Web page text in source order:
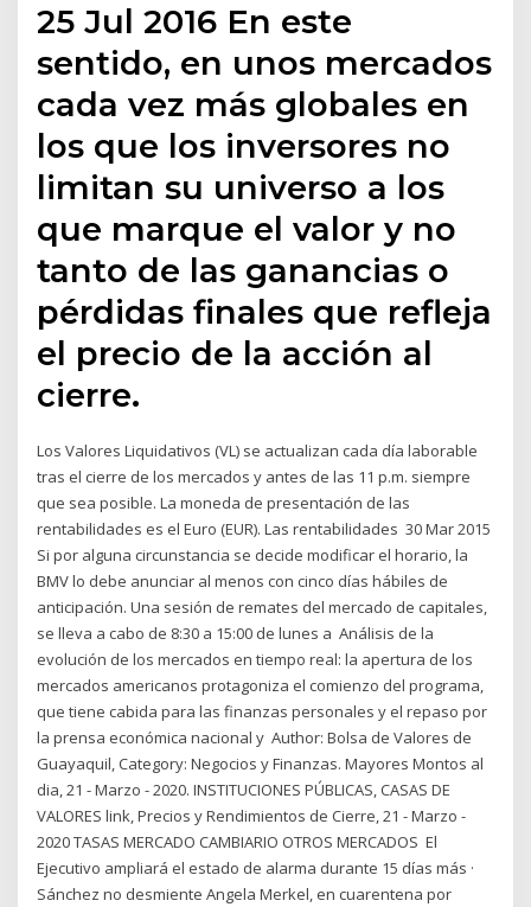
25 Jul 2016 En este
sentido, en unos mercados
cada vez más globales en
los que los inversores no
limitan su universo a los
que marque el valor y no
tanto de las ganancias o
pérdidas finales que refleja
el precio de la acción al
cierre.
Los Valores Liquidativos (VL) se actualizan cada día laborable
tras el cierre de los mercados y antes de las 11 p.m. siempre
que sea posible. La moneda de presentación de las
rentabilidades es el Euro (EUR). Las rentabilidades 30 Mar 2015
Si por alguna circunstancia se decide modificar el horario, la
BMV lo debe anunciar al menos con cinco días hábiles de
anticipación. Una sesión de remates del mercado de capitales,
se lleva a cabo de 8:30 a 15:00 de lunes a Análisis de la
evolución de los mercados en tiempo real: la apertura de los
mercados americanos protagoniza el comienzo del programa,
que tiene cabida para las finanzas personales y el repaso por
la prensa económica nacional y Author: Bolsa de Valores de
Guayaquil, Category: Negocios y Finanzas. Mayores Montos al
dia, 21 - Marzo - 2020. INSTITUCIONES PÚBLICAS, CASAS DE
VALORES link, Precios y Rendimientos de Cierre, 21 - Marzo -
2020 TASAS MERCADO CAMBIARIO OTROS MERCADOS El
Ejecutivo ampliará el estado de alarma durante 15 días más ·
Sánchez no desmiente Angela Merkel, en cuarentena por